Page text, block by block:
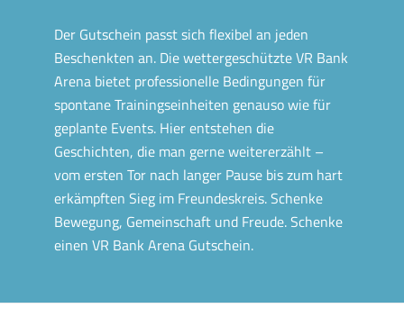
Der Gutschein passt sich flexibel an jeden
Beschenkten an. Die wettergeschützte VR Bank
Arena bietet professionelle Bedingungen für
spontane Trainingseinheiten genauso wie für
geplante Events. Hier entstehen die
Geschichten, die man gerne weitererzählt –
vom ersten Tor nach langer Pause bis zum hart
erkämpften Sieg im Freundeskreis. Schenke
Bewegung, Gemeinschaft und Freude. Schenke
einen VR Bank Arena Gutschein.